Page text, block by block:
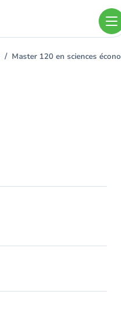
Master 120 en sciences